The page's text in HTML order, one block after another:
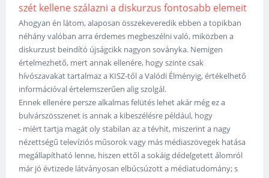
szét kellene szálazni a diskurzus fontosabb elemeit
Ahogyan én látom, alaposan összekeveredik ebben a topikban
néhány valóban arra érdemes megbeszélni való, miközben a
diskurzust beindító újságcikk nagyon soványka. Nemigen
értelmezhető, mert annak ellenére, hogy szinte csak
hívószavakat tartalmaz a KISZ-től a Valódi Élményig, értékelhető
információval értelemszerűen alig szolgál.
Ennek ellenére persze alkalmas felütés lehet akár még ez a
bulvárszösszenet is annak a kibeszélésre például, hogy
- miért tartja magát oly stabilan az a tévhit, miszerint a nagy
nézettségű televíziós műsorok vagy más médiaszövegek hatása
megállapítható lenne, hiszen ettől a sokáig dédelgetett álomról
már jó évtizede látványosan elbúcsúzott a médiatudomány; s